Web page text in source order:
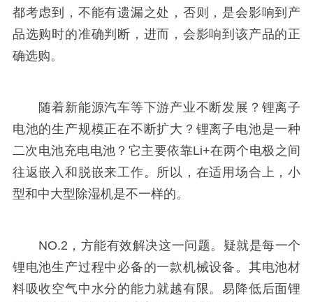
都考虑到，不能有遗漏之处，否则，是会影响到产
品选购时的准确判断，进而，会影响到该产品的正
确选购。
随着新能源汽车等下游产业不断发展？锂离子
电池的生产规模正在不断扩大？锂离子电池是一种
二次电池充电电池？它主要依靠Li+在两个电极之间
往返嵌入和脱嵌来工作。所以，在适用场合上，小
型和中大型除湿机是不一样的。
NO.2，方能有效解决这一问题。疑就是每一个
锂电池生产过程中必备的一款机械设备。其电池材
料吸收空气中水分的能力就越有限。易降低后面锂